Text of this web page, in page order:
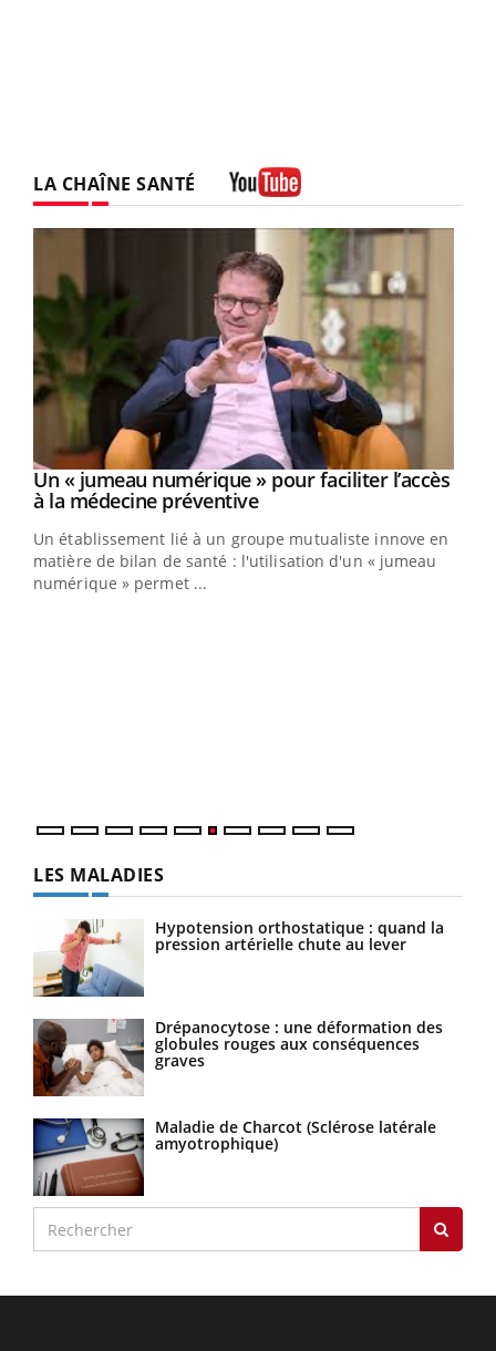
LA CHAÎNE SANTÉ
Youtube
Un « jumeau numérique » pour faciliter l’accès
à la médecine préventiveYoutube
Un établissement lié à un groupe mutualiste innove en
matière de bilan de santé : l'utilisation d'un « jumeau
numérique » permet ...
LES MALADIES
Hypotension orthostatique : quand la
pression artérielle chute au lever
Drépanocytose : une déformation des
globules rouges aux conséquences
graves
Maladie de Charcot (Sclérose latérale
amyotrophique)